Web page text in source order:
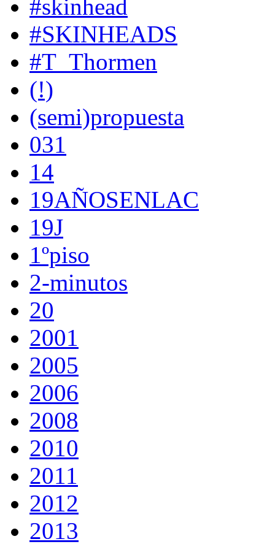
#skinhead
#SKINHEADS
#T_Thormen
(!)
(semi)propuesta
031
14
19AÑOSENLAC
19J
1ºpiso
2-minutos
20
2001
2005
2006
2008
2010
2011
2012
2013